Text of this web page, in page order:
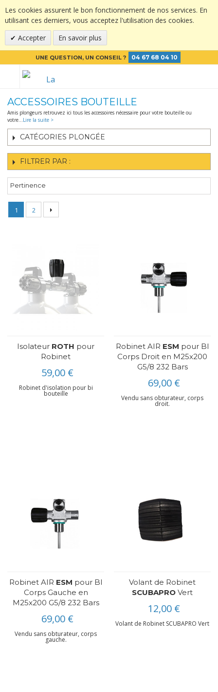
Les cookies assurent le bon fonctionnement de nos services. En
utilisant ces derniers, vous acceptez l'utilisation des cookies.
Accepter
En savoir plus
UNE QUESTION, UN CONSEIL ? 04 67 68 04 10
ACCESSOIRES BOUTEILLE
Amis plongeurs retrouvez ici tous les accessoires nécessaire pour votre bouteille ou
votre...Lire la suite >
CATÉGORIES PLONGÉE
FILTRER PAR :
Pertinence
1 2
Isolateur ROTH pour
Robinet
59,00 €
Robinet d'isolation pour bi
bouteille
Robinet AIR ESM pour BI
Corps Droit en M25x200
G5/8 232 Bars
69,00 €
Vendu sans obturateur, corps
droit.
Robinet AIR ESM pour BI
Corps Gauche en
M25x200 G5/8 232 Bars
69,00 €
Vendu sans obturateur, corps
gauche.
Volant de Robinet
SCUBAPRO Vert
12,00 €
Volant de Robinet SCUBAPRO Vert